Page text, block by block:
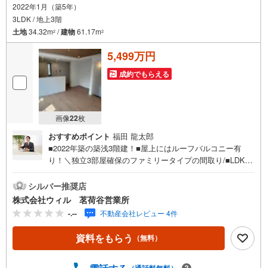
2022年1月（築5年）
3LDK / 地上3階
土地34.32m2 /建物61.17m2
画像22枚
5,499万円
成約でもらえる
おすすめポイント 福田 龍太郎
■2022年築の築浅3階建！■屋上にはルーフバルコニー有
り！＼独立3部屋確保のファミリータイプの間取り/■LDKは
洗浄乾燥機・浴室乾燥暖房機・床暖房など便利な設備が充
実！■屋上のルーフバルコニーからはスカイツリーを眺める
こともできます！＼小学校徒歩4分、中学校徒歩7分で通学
も安心/■周辺は交通量も少なく、お子様が小さいときも安
心です。■大型スーパー「ベルクス東墨田店」徒歩4分で毎
日のお買い物にも困りません！【定休日なし！即日対応
シルバー推奨店
株式会社ウィル 茗荷谷営業所
-.-- 不動産会社レビュー 4件
資料をもらう （無料）